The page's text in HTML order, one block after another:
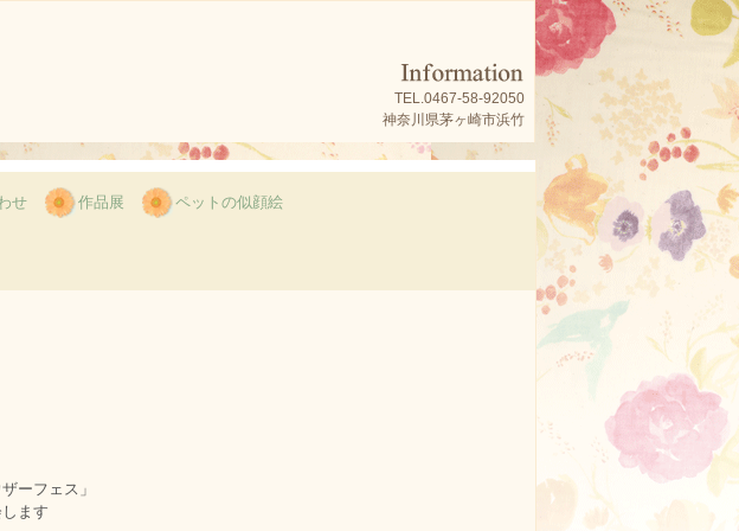
TEL.0467-58-92050
神奈川県茅ヶ崎市浜竹
せ 作品展 ペットの似顔絵
ーフェス」
ます